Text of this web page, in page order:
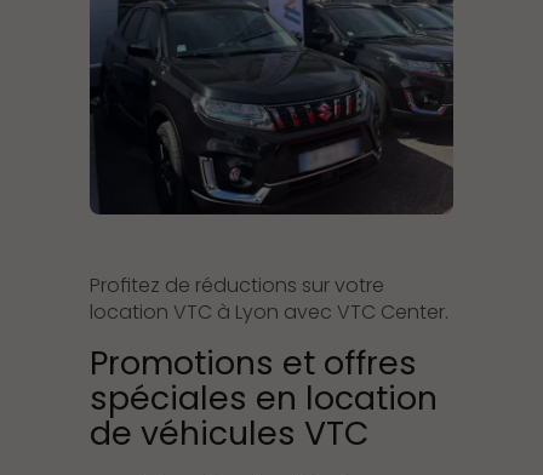
Profitez de réductions sur votre
location VTC à Lyon avec VTC Center.
Promotions et offres
spéciales en location
de véhicules VTC